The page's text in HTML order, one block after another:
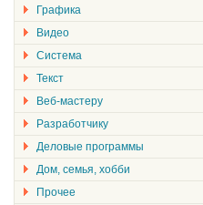
Графика
Видео
Система
Текст
Веб-мастеру
Разработчику
Деловые программы
Дом, семья, хобби
Прочее